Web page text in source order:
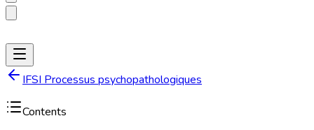
IFSI Processus psychopathologiques
Contents